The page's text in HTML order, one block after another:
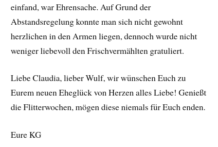
einfand, war Ehrensache. Auf Grund der
Abstandsregelung konnte man sich nicht gewohnt
herzlichen in den Armen liegen, dennoch wurde nicht
weniger liebevoll den Frischvermählten gratuliert.
Liebe Claudia, lieber Wulf, wir wünschen Euch zu
Eurem neuen Eheglück von Herzen alles Liebe! Genießt
die Flitterwochen, mögen diese niemals für Euch enden.
Eure KG